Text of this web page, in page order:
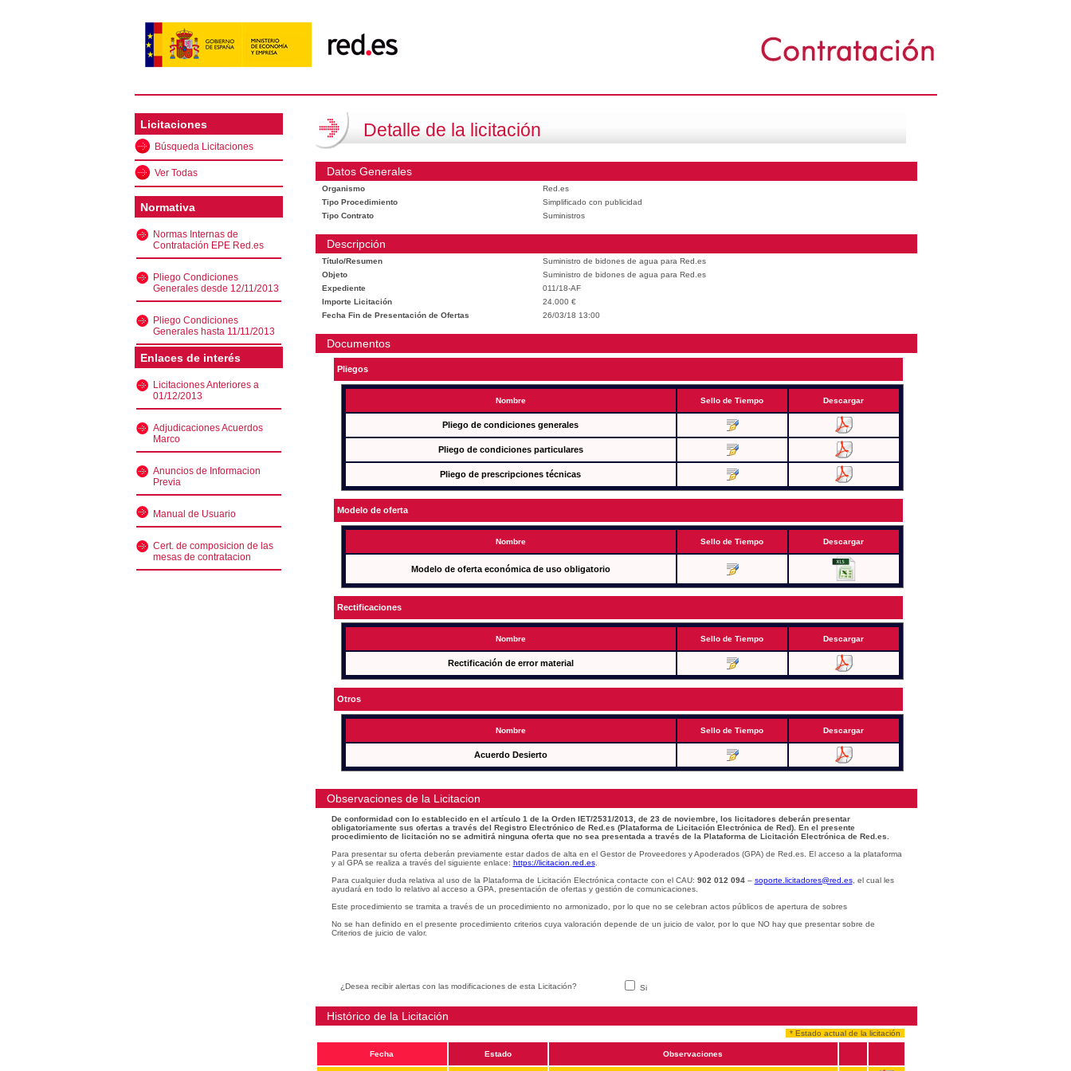
Licitaciones
Búsqueda Licitaciones
Ver Todas
Normativa
Normas Internas de
Contratación EPE Red.es
Pliego Condiciones
Generales desde 12/11/2013
Pliego Condiciones
Generales hasta 11/11/2013
Enlaces de interés
Licitaciones Anteriores a
01/12/2013
Adjudicaciones Acuerdos
Marco
Anuncios de Informacion
Previa
Manual de Usuario
Cert. de composicion de las
mesas de contratacion
Detalle de la licitación
Datos Generales
Organismo
Red.es
Tipo Procedimiento
Simplificado con publicidad
Tipo Contrato
Suministros
Descripción
Título/Resumen
Suministro de bidones de agua para Red.es
Objeto
Suministro de bidones de agua para Red.es
Expediente
011/18-AF
Importe Licitación
24.000 €
Fecha Fin de Presentación de Ofertas
26/03/18 13:00
Documentos
Pliegos
Nombre Sello de Tiempo Descargar
Pliego de condiciones generales
Pliego de condiciones particulares
Pliego de prescripciones técnicas
Modelo de oferta
Nombre Sello de Tiempo Descargar
Modelo de oferta económica de uso obligatorio
Rectificaciones
Nombre Sello de Tiempo Descargar
Rectificación de error material
Otros
Nombre Sello de Tiempo Descargar
Acuerdo Desierto
Observaciones de la Licitacion
De conformidad con lo establecido en el artículo 1 de la Orden IET/2531/2013, de 23 de noviembre, los licitadores deberán presentar
obligatoriamente sus ofertas a través del Registro Electrónico de Red.es (Plataforma de Licitación Electrónica de Red). En el presente
procedimiento de licitación no se admitirá ninguna oferta que no sea presentada a través de la Plataforma de Licitación Electrónica de Red.es.
Para presentar su oferta deberán previamente estar dados de alta en el Gestor de Proveedores y Apoderados (GPA) de Red.es. El acceso a la plataforma
y al GPA se realiza a través del siguiente enlace: https://licitacion.red.es.
Para cualquier duda relativa al uso de la Plataforma de Licitación Electrónica contacte con el CAU: 902 012 094– soporte.licitadores@red.es, el cual les
ayudará en todo lo relativo al acceso a GPA, presentación de ofertas y gestión de comunicaciones.
Este procedimiento se tramita a través de un procedimiento no armonizado, por lo que no se celebran actos públicos de apertura de sobres
No se han definido en el presente procedimiento criterios cuya valoración depende de un juicio de valor, por lo que NO hay que presentar sobre de
Criterios de juicio de valor.
¿Desea recibir alertas con las modificaciones de esta Licitación? Si
Histórico de la Licitación
* Estado actual de la licitación
Fecha Estado Observaciones